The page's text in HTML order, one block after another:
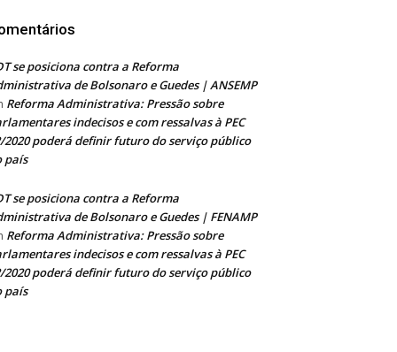
se posiciona contra a Reforma
de Bolsonaro e Guedes | ANSEMP
Reforma Administrativa: Pressão sobre
indecisos e com ressalvas à PEC
2020 poderá definir futuro do serviço público
país
se posiciona contra a Reforma
de Bolsonaro e Guedes | FENAMP
Reforma Administrativa: Pressão sobre
indecisos e com ressalvas à PEC
2020 poderá definir futuro do serviço público
país